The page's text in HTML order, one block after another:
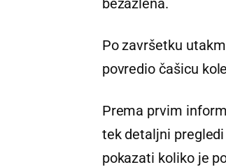
Po završetku
povredio čašicu
Prema prvim
tek detaljni
pokazati koliko je